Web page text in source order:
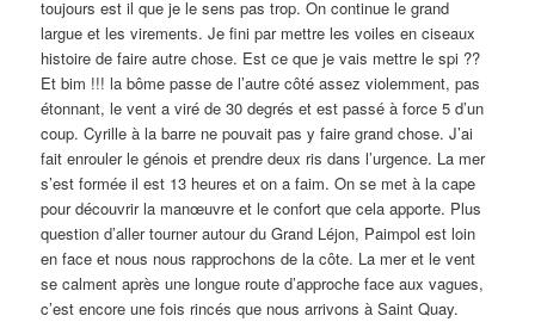
toujours est il que je le sens pas trop. On continue le grand
largue et les virements. Je fini par mettre les voiles en ciseaux
histoire de faire autre chose. Est ce que je vais mettre le spi ??
Et bim !!! la bôme passe de l’autre côté assez violemment, pas
étonnant, le vent a viré de 30 degrés et est passé à force 5 d’un
coup. Cyrille à la barre ne pouvait pas y faire grand chose. J’ai
fait enrouler le génois et prendre deux ris dans l’urgence. La mer
s’est formée il est 13 heures et on a faim. On se met à la cape
pour découvrir la manœuvre et le confort que cela apporte. Plus
question d’aller tourner autour du Grand Léjon, Paimpol est loin
en face et nous nous rapprochons de la côte. La mer et le vent
se calment après une longue route d’approche face aux vagues,
c’est encore une fois rincés que nous arrivons à Saint Quay.